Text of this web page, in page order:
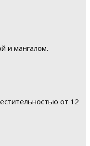
и мангалом.
от 12